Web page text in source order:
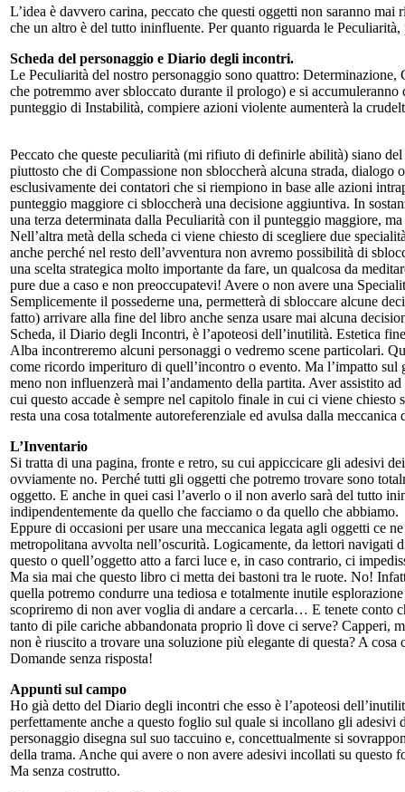
L’idea è davvero carina, peccato che questi oggetti non saranno
che un altro è del tutto ininfluente. Per quanto riguarda le
Scheda del personaggio e Diario degli incontri.
Le Peculiarità del nostro personaggio sono quattro:
che potremmo aver sbloccato durante il prologo) e si
punteggio di Instabilità, compiere azioni violente aumenterà la
Peccato che queste peculiarità (mi rifiuto di definirle abilità) siano
piuttosto che di Compassione non sbloccherà alcuna strada,
esclusivamente dei contatori che si riempiono in base alle azioni
punteggio maggiore ci sbloccherà una decisione aggiuntiva. In
una terza determinata dalla Peculiarità con il punteggio maggiore,
Nell’altra metà della scheda ci viene chiesto di scegliere due
anche perché nel resto dell’avventura non avremo possibilità di
una scelta strategica molto importante da fare, un qualcosa da
pure due a caso e non preoccupatevi! Avere o non avere una
Semplicemente il possederne una, permetterà di sbloccare alcune
fatto) arrivare alla fine del libro anche senza usare mai alcuna
Scheda, il Diario degli Incontri, è l’apoteosi dell’inutilità. Estetica
Alba incontreremo alcuni personaggi o vedremo scene particolari.
come ricordo imperituro di quell’incontro o evento. Ma l’impatto
meno non influenzerà mai l’andamento della partita. Aver assistito
cui questo accade è sempre nel capitolo finale in cui ci viene
resta una cosa totalmente autoreferenziale ed avulsa dalla
L’Inventario
Si tratta di una pagina, fronte e retro, su cui appiccicare gli adesivi
ovviamente no. Perché tutti gli oggetti che potremo trovare sono
oggetto. E anche in quei casi l’averlo o il non averlo sarà del tutto
indipendentemente da quello che facciamo o da quello che abbiamo.
Eppure di occasioni per usare una meccanica legata agli oggetti ce
metropolitana avvolta nell’oscurità. Logicamente, da lettori navigati
questo o quell’oggetto atto a farci luce e, in caso contrario, ci
Ma sia mai che questo libro ci metta dei bastoni tra le ruote. No!
quella potremo condurre una tediosa e totalmente inutile
scopriremo di non aver voglia di andare a cercarla… E tenete conto
tanto di pile cariche abbandonata proprio lì dove ci serve? Capperi,
non è riuscito a trovare una soluzione più elegante di questa? A
Domande senza risposta!
Appunti sul campo
Ho già detto del Diario degli incontri che esso è l’apoteosi
perfettamente anche a questo foglio sul quale si incollano gli
personaggio disegna sul suo taccuino e, concettualmente si
della trama. Anche qui avere o non avere adesivi incollati su
Ma senza costrutto.